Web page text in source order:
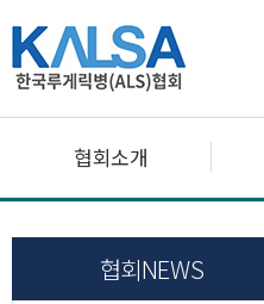
협회소개
협회NEWS